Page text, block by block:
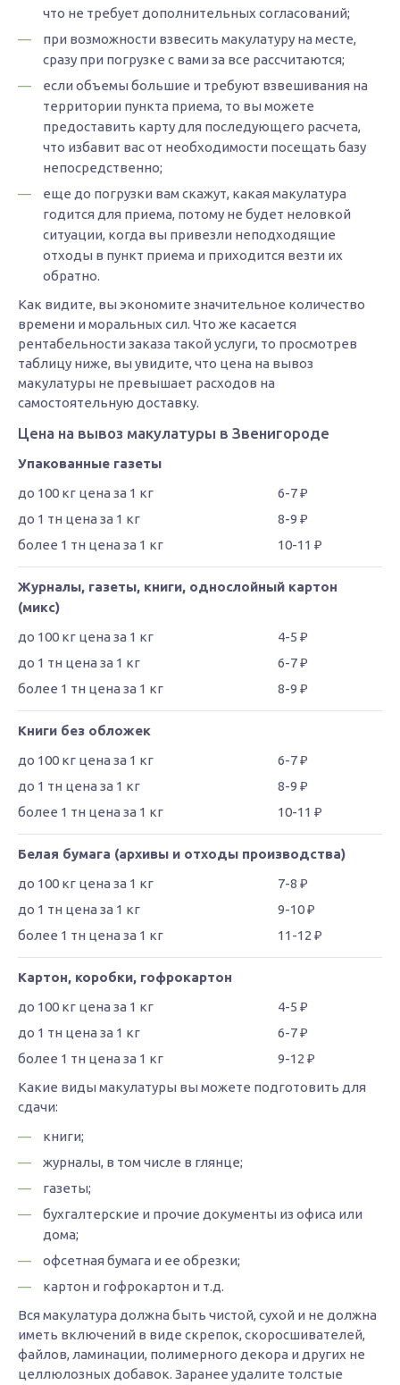
что не требует дополнительных согласований;
при возможности взвесить макулатуру на месте,
сразу при погрузке с вами за все рассчитаются;
если объемы большие и требуют взвешивания на
территории пункта приема, то вы можете
предоставить карту для последующего расчета,
что избавит вас от необходимости посещать базу
непосредственно;
еще до погрузки вам скажут, какая макулатура
годится для приема, потому не будет неловкой
ситуации, когда вы привезли неподходящие
отходы в пункт приема и приходится везти их
обратно.
Как видите, вы экономите значительное количество
времени и моральных сил. Что же касается
рентабельности заказа такой услуги, то просмотрев
таблицу ниже, вы увидите, что цена на вывоз
макулатуры не превышает расходов на
самостоятельную доставку.
Цена на вывоз макулатуры в Звенигороде
Упакованные газеты
6-7 ₽
8-9 ₽
10-11 ₽
Журналы, газеты, книги, однослойный картон
(микс)
4-5 ₽
6-7 ₽
8-9 ₽
Книги без обложек
6-7 ₽
8-9 ₽
10-11 ₽
Белая бумага (архивы и отходы производства)
7-8 ₽
9-10 ₽
11-12 ₽
Картон, коробки, гофрокартон
4-5 ₽
6-7 ₽
9-12 ₽
Какие виды макулатуры вы можете подготовить для
сдачи:
книги;
журналы, в том числе в глянце;
газеты;
бухгалтерские и прочие документы из офиса или
дома;
офсетная бумага и ее обрезки;
картон и гофрокартон и т.д.
Вся макулатура должна быть чистой, сухой и не должна
иметь включений в виде скрепок, скоросшивателей,
файлов, ламинации, полимерного декора и других не
целлюлозных добавок. Заранее удалите толстые